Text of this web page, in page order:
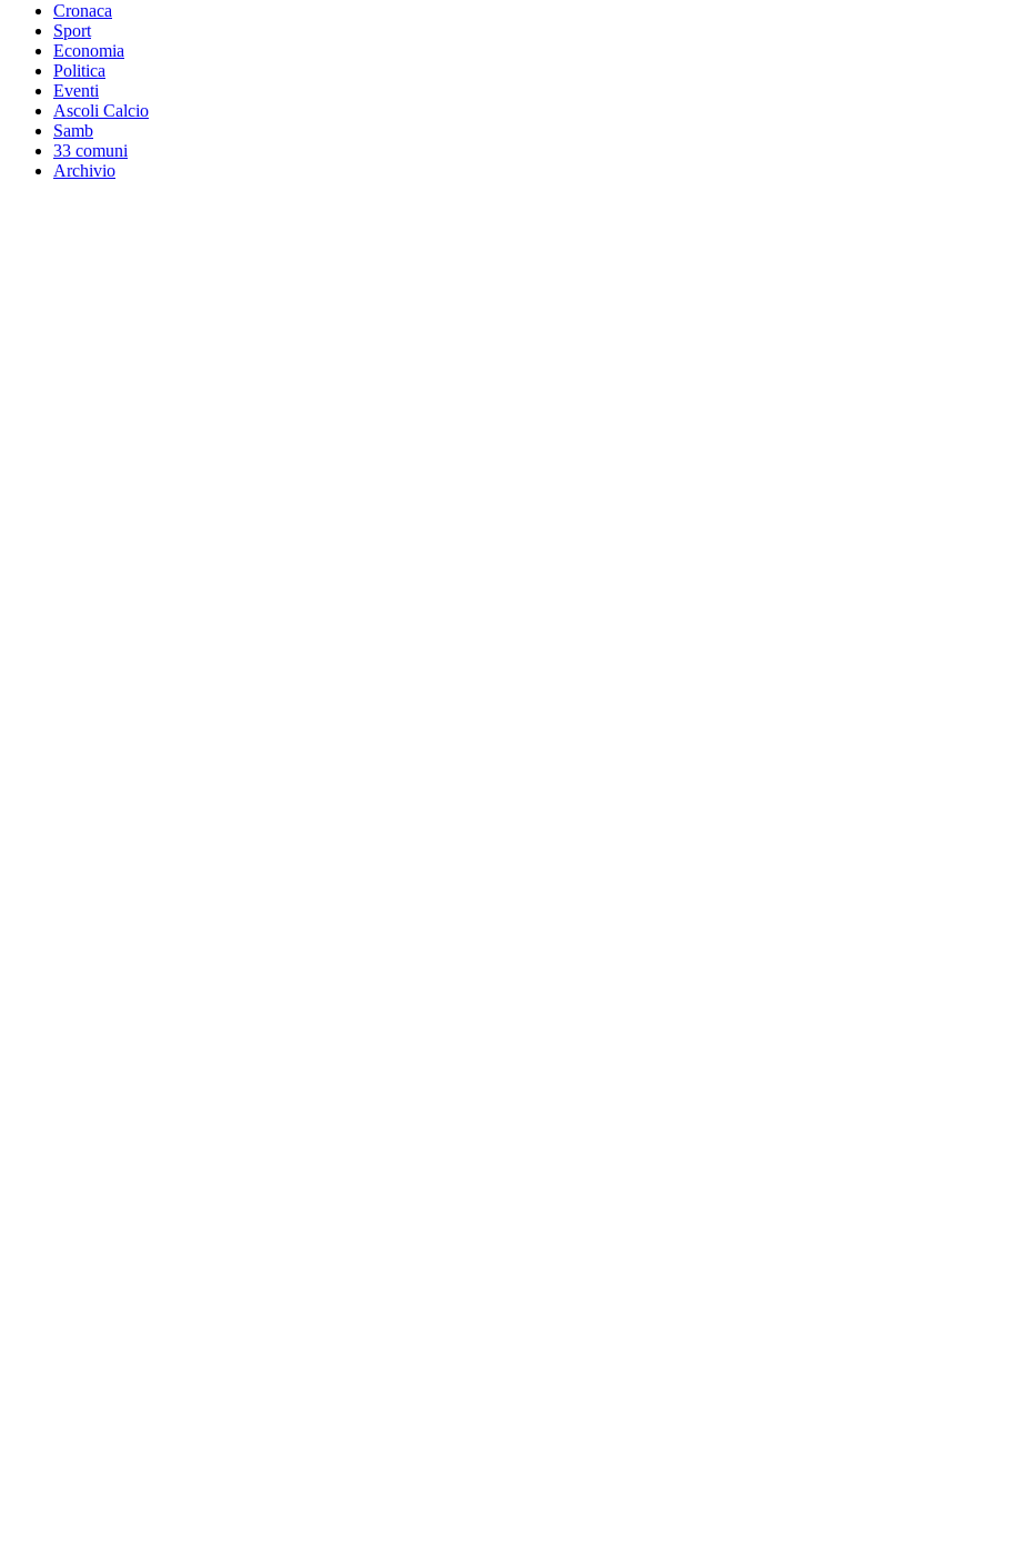
Cronaca
Sport
Economia
Politica
Eventi
Ascoli Calcio
Samb
33 comuni
Archivio